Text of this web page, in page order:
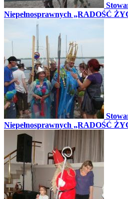
Niepełnosprawnych „RADOŚĆ
Niepełnosprawnych „RADOŚĆ